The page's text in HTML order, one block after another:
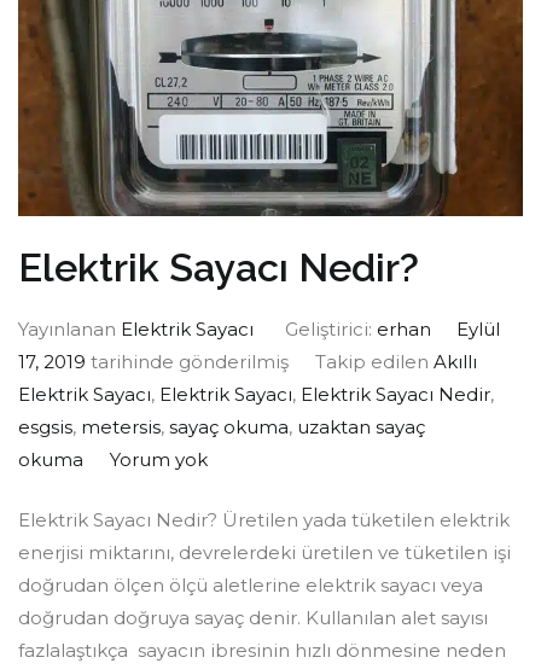
Elektrik Sayacı Nedir?
Yayınlanan Elektrik Sayacı Geliştirici: erhan
Eylül
17, 2019 tarihinde gönderilmiş Takip edilen Akıllı
Elektrik Sayacı, Elektrik Sayacı, Elektrik Sayacı Nedir,
esgsis, metersis, sayaç okuma, uzaktan sayaç
okuma
Yorum yok
Elektrik Sayacı Nedir? Üretilen yada tüketilen elektrik
enerjisi miktarını, devrelerdeki üretilen ve tüketilen işi
doğrudan ölçen ölçü aletlerine elektrik sayacı veya
doğrudan doğruya sayaç denir. Kullanılan alet sayısı
fazlalaştıkça sayacın ibresinin hızlı dönmesine neden